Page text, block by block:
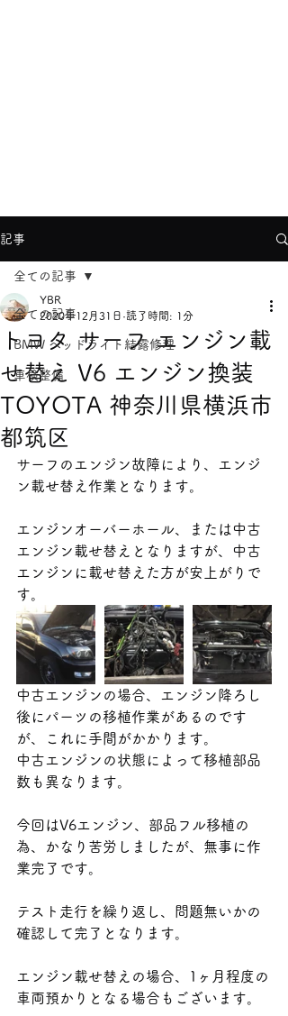
記事
全ての記事
BMW ヘッドライト結露修理
車検整備
全ての記事
トヨタ サーフ エンジン載
せ替え V6 エンジン換装
TOYOTA 神奈川県横浜市
都筑区
YBR
2020年12月31日 読了時間: 1分
サーフのエンジン故障により、エンジ
ン載せ替え作業となります。
エンジンオーバーホール、または中古
エンジン載せ替えとなりますが、中古
エンジンに載せ替えた方が安上がりで
す。
中古エンジンの場合、エンジン降ろし
後にパーツの移植作業があるのです
が、これに手間がかかります。
中古エンジンの状態によって移植部品
数も異なります。
今回はV6エンジン、部品フル移植の
為、かなり苦労しましたが、無事に作
業完了です。
テスト走行を繰り返し、問題無いかの
確認して完了となります。
エンジン載せ替えの場合、1ヶ月程度の
車両預かりとなる場合もございます。